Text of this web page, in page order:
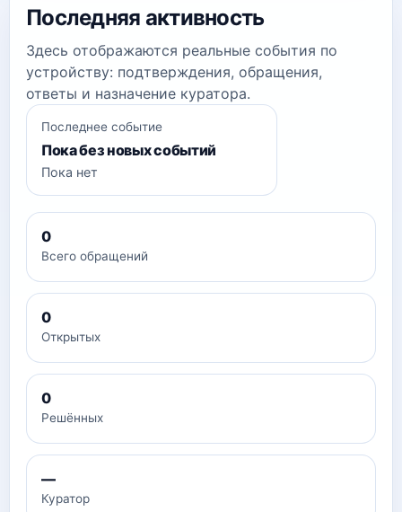
Последняя активность
Здесь отображаются реальные события по
устройству: подтверждения, обращения,
ответы и назначение куратора.
Последнее событие
Пока без новых событий
Пока нет
0
Всего обращений
0
Открытых
0
Решённых
—
Куратор